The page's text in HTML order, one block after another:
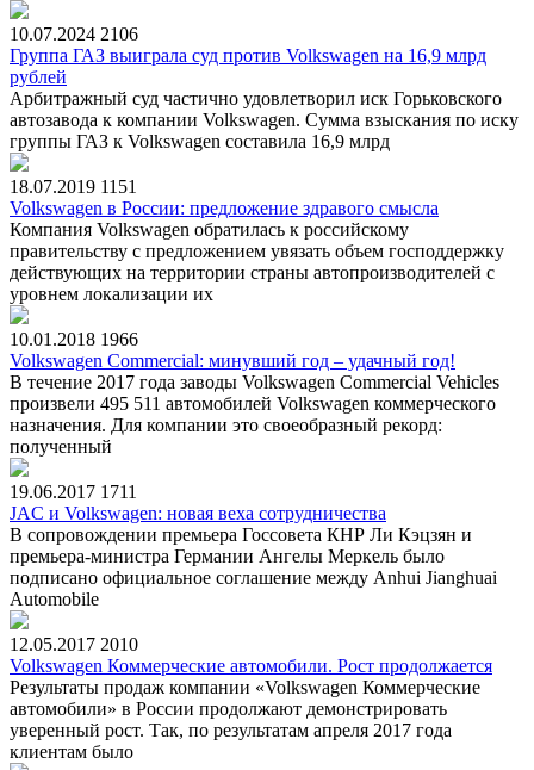
10.07.2024 2106
Группа ГАЗ выиграла суд против Volkswagen на 16,9 млрд
рублей
Арбитражный суд частично удовлетворил иск Горьковского
автозавода к компании Volkswagen. Сумма взыскания по иску
группы ГАЗ к Volkswagen составила 16,9 млрд
18.07.2019 1151
Volkswagen в России: предложение здравого смысла
Компания Volkswagen обратилась к российскому
правительству с предложением увязать объем господдержку
действующих на территории страны автопроизводителей с
уровнем локализации их
10.01.2018 1966
Volkswagen Commercial: минувший год – удачный год!
В течение 2017 года заводы Volkswagen Commercial Vehicles
произвели 495 511 автомобилей Volkswagen коммерческого
назначения. Для компании это своеобразный рекорд:
полученный
19.06.2017 1711
JAC и Volkswagen: новая веха сотрудничества
В сопровождении премьера Госсовета КНР Ли Кэцзян и
премьера-министра Германии Ангелы Меркель было
подписано официальное соглашение между Anhui Jianghuai
Automobile
12.05.2017 2010
Volkswagen Коммерческие автомобили. Рост продолжается
Результаты продаж компании «Volkswagen Коммерческие
автомобили» в России продолжают демонстрировать
уверенный рост. Так, по результатам апреля 2017 года
клиентам было